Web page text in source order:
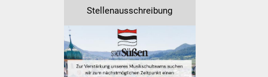
Abfall und Entsorgung
Kultur & Freizeit
Stellenausschreibung